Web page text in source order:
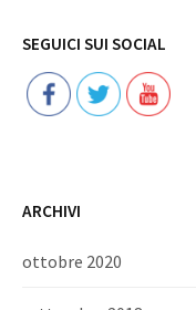
SEGUICI SUI SOCIAL
ARCHIVI
ottobre 2020